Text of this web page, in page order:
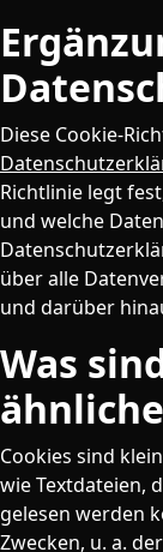
Diese Cookie-
Richtlinie legt
und welche
über alle
und darüber
Was
Cookies sind
wie Textdateien,
gelesen werden
Zwecken, u. a.